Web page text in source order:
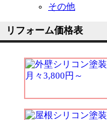
その他
リフォーム価格表